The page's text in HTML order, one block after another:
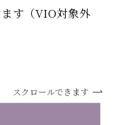
す（VIO対象外
スクロールできます